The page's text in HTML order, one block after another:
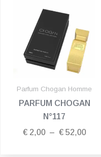
Parfum Chogan Homme
PARFUM CHOGAN
N°117
€2,00 – €52,00
à
€